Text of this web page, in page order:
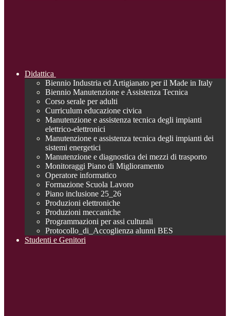
Didattica
Biennio Industria ed Artigianato per il Made in Italy
Biennio Manutenzione e Assistenza Tecnica
Corso serale per adulti
Curriculum educazione civica
Manutenzione e assistenza tecnica degli impianti
elettrico-elettronici
Manutenzione e assistenza tecnica degli impianti dei
sistemi energetici
Manutenzione e diagnostica dei mezzi di trasporto
Monitoraggi Piano di Miglioramento
Operatore informatico
Formazione Scuola Lavoro
Piano inclusione 25_26
Produzioni elettroniche
Produzioni meccaniche
Programmazioni per assi culturali
Protocollo_di_Accoglienza alunni BES
Studenti e Genitori